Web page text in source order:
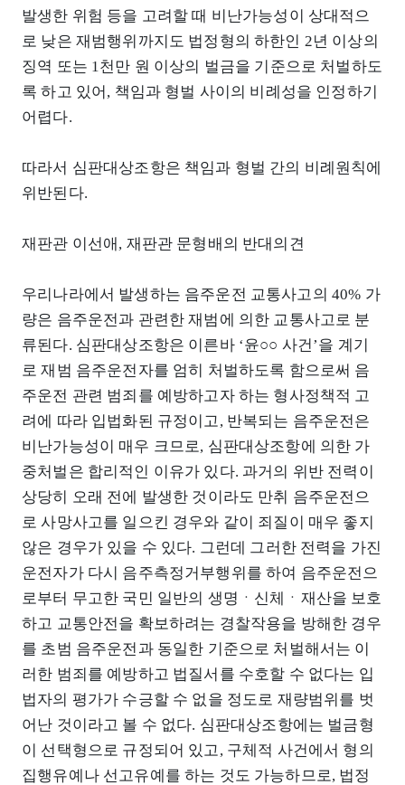
발생한 위험 등을 고려할 때 비난가능성이 상대적으
로 낮은 재범행위까지도 법정형의 하한인 2년 이상의
징역 또는 1천만 원 이상의 벌금을 기준으로 처벌하도
록 하고 있어, 책임과 형벌 사이의 비례성을 인정하기
어렵다.
따라서 심판대상조항은 책임과 형벌 간의 비례원칙에
위반된다.
재판관 이선애, 재판관 문형배의 반대의견
우리나라에서 발생하는 음주운전 교통사고의 40% 가
량은 음주운전과 관련한 재범에 의한 교통사고로 분
류된다. 심판대상조항은 이른바 ‘윤○○ 사건’을 계기
로 재범 음주운전자를 엄히 처벌하도록 함으로써 음
주운전 관련 범죄를 예방하고자 하는 형사정책적 고
려에 따라 입법화된 규정이고, 반복되는 음주운전은
비난가능성이 매우 크므로, 심판대상조항에 의한 가
중처벌은 합리적인 이유가 있다. 과거의 위반 전력이
상당히 오래 전에 발생한 것이라도 만취 음주운전으
로 사망사고를 일으킨 경우와 같이 죄질이 매우 좋지
않은 경우가 있을 수 있다. 그런데 그러한 전력을 가진
운전자가 다시 음주측정거부행위를 하여 음주운전으
로부터 무고한 국민 일반의 생명ㆍ신체ㆍ재산을 보호
하고 교통안전을 확보하려는 경찰작용을 방해한 경우
를 초범 음주운전과 동일한 기준으로 처벌해서는 이
러한 범죄를 예방하고 법질서를 수호할 수 없다는 입
법자의 평가가 수긍할 수 없을 정도로 재량범위를 벗
어난 것이라고 볼 수 없다. 심판대상조항에는 벌금형
이 선택형으로 규정되어 있고, 구체적 사건에서 형의
집행유예나 선고유예를 하는 것도 가능하므로, 법정